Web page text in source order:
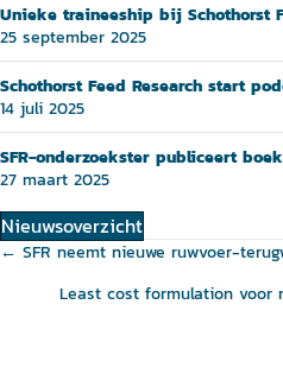
Unieke traineeship bij Schothorst
25 september 2025
Schothorst Feed Research start
14 juli 2025
SFR-onderzoekster publiceert
27 maart 2025
Nieuwsoverzicht
Posts
navigation
← SFR neemt nieuwe ruwvoer-
Least cost formulation voor